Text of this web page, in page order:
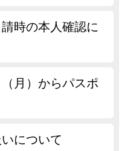
時の本人確認に
月）からパスポ
について